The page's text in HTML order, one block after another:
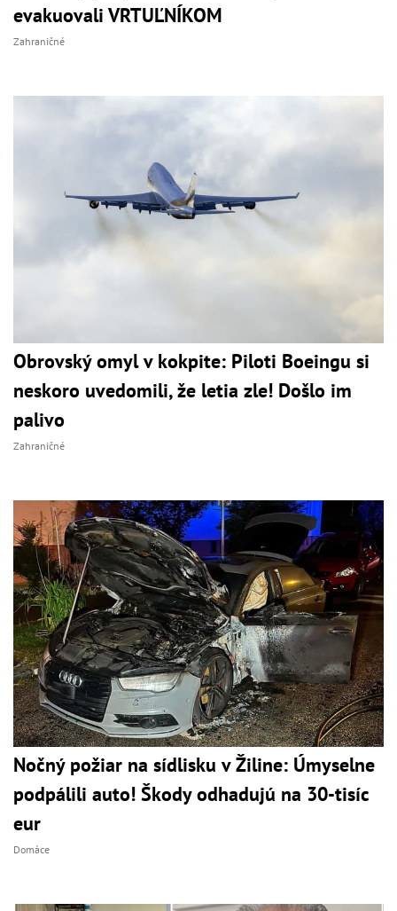
evakuovali VRTUĽNÍKOM
Zahraničné
Obrovský omyl v kokpite: Piloti Boeingu si
neskoro uvedomili, že letia zle! Došlo im
palivo
Zahraničné
Nočný požiar na sídlisku v Žiline: Úmyselne
podpálili auto! Škody odhadujú na 30-tisíc
eur
Domáce